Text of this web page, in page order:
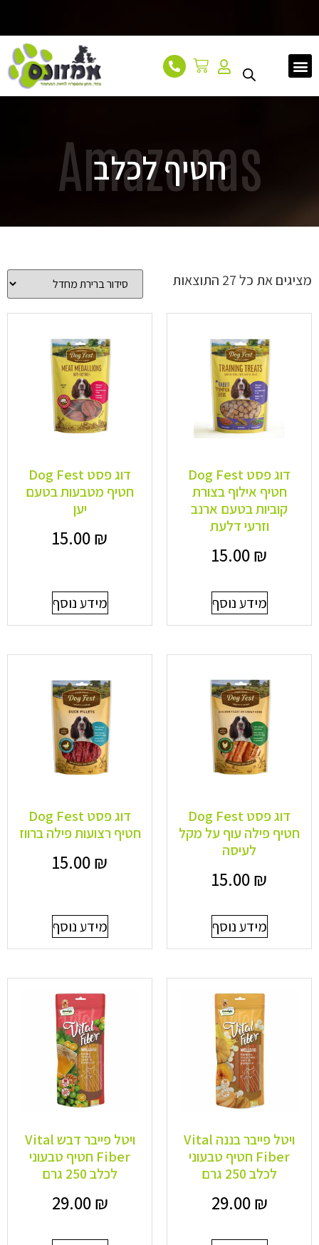
חטיף לכלב
Amazonas
מציגים את כל ⁦27⁩ התוצאות
דוג פסט Dog Fest
חטיף אילוף בצורת
קוביות בטעם ארנב
וזרעי דלעת
15.00₪
מידע נוסף
דוג פסט Dog Fest
חטיף מטבעות בטעם
יען
15.00₪
מידע נוסף
דוג פסט Dog Fest
חטיף פילה עוף על מקל
לעיסה
15.00₪
מידע נוסף
דוג פסט Dog Fest
חטיף רצועות פילה ברווז
15.00₪
מידע נוסף
ויטל פייבר בננה Vital
Fiber חטיף טבעוני
לכלב 250 גרם
29.00₪
ויטל פייבר דבש Vital
Fiber חטיף טבעוני
לכלב 250 גרם
29.00₪